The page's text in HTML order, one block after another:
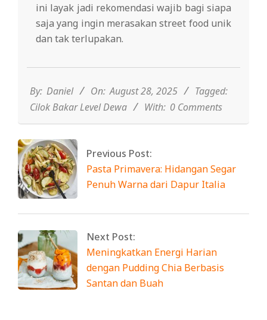
ini layak jadi rekomendasi wajib bagi siapa
saja yang ingin merasakan street food unik
dan tak terlupakan.
28
By: Daniel On: August 28, 2025
Tagged:
Cilok Bakar Level Dewa
With: 0 Comments
Previous Post:
Pasta Primavera: Hidangan Segar
Penuh Warna dari Dapur Italia
Next Post:
Meningkatkan Energi Harian
dengan Pudding Chia Berbasis
Santan dan Buah